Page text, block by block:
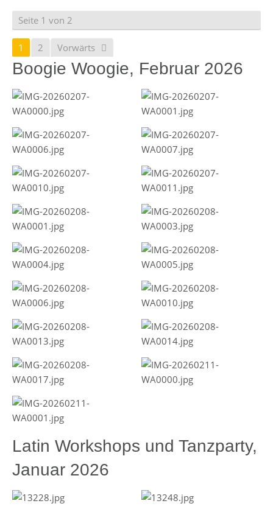
Seite 1 von 2
1 2 Vorwärts
Boogie Woogie, Februar 2026
Latin Workshops und Tanzparty,
Januar 2026